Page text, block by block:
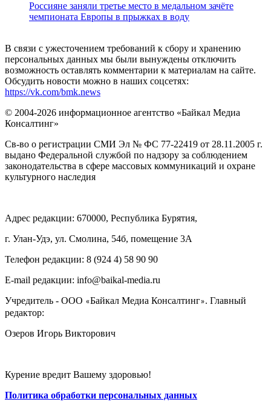
Россияне заняли третье место в медальном зачёте
чемпионата Европы в прыжках в воду
В связи с ужесточением требований к сбору и хранению
персональных данных мы были вынуждены отключить
возможность оставлять комментарии к материалам на сайте.
Обсудить новости можно в наших соцсетях:
https://vk.com/bmk.news
© 2004-2026 информационное агентство «Байкал Медиа
Консалтинг»
Св-во о регистрации СМИ Эл № ФС 77-22419 от 28.11.2005 г.
выдано Федеральной службой по надзору за соблюдением
законодательства в сфере массовых коммуникаций и охране
культурного наследия
Адрес редакции: 670000, Республика Бурятия,
г. Улан-Удэ, ул. Смолина, 54б, помещение 3А
Телефон редакции: ‎‎8 (924 4) 58 90 90
E-mail редакции: info@baikal-media.ru
Учредитель - ООО «Байкал Медиа Консалтинг». Главный
редактор:
Озеров Игорь Викторович
Курение вредит Вашему здоровью!
Политика обработки персональных данных